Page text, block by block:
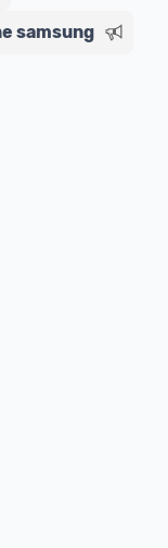
samsung